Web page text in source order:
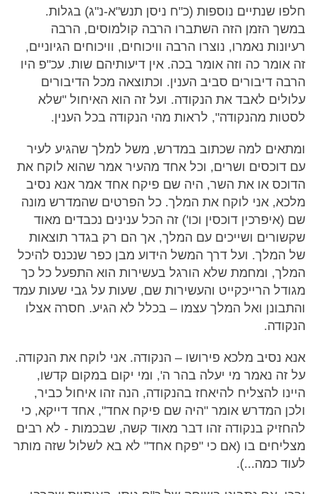
חלפו שנתיים נוספות (כ"ח ניסן תנש"א-נ"ג) בגלות.
במשך הזמן הזה השתברו הרבה קולמוסים, הרבה
רעיונות נאמרו, נוצרו הרבה וויכוחים, וויכוחים הגיוניים,
זה אומר כה וזה אומר בכה. אין דיעותיהם שות. עכ"פ היו
הרבה דיבורים סביב הענין. וכתוצאה מכל הדיבורים
עלולים לאבד את הנקודה. ועל זה הוא האיחול "שלא
לסטות מהנקודה", לראות מהי הנקודה בכל הענין.
ומתאים למה שכתוב במדרש, משל למלך שהגיע לעיר
עם דוכסים ושרים, וכל אחד מהעיר אמר שהוא לוקח את
הדוכס או את השר, היה שם פיקח אחד אמר אנא נסיב
מלכא, אני לוקח את המלך. כל הפרטים שהמדרש מונה
שם (איפרכין דוכסין וכו') זה הכל ענינים נכבדים מאוד
שקשורים ושייכים עם המלך, אך הם רק בגדר תוצאות
של המלך. ועל דרך המשל הידוע מבן כפר שנכנס להיכל
המלך, ומחמת שלא הורגל בעשירות הוא התפעל כל כך
מגודל הרייכקייט והעשירות שם, שעות על גבי שעות עמד
והתבונן ואל המלך עצמו – בכלל לא הגיע. חסרה אצלו
הנקודה.
אנא נסיב מלכא פירושו – הנקודה. אני לוקח את הנקודה.
על זה נאמר מי יעלה בהר ה', ומי יקום במקום קדשו,
היינו להצליח להיאחז בהנקודה, הנה זהו איחול כביר,
ולכן המדרש אומר "היה שם פיקח אחד", אחד דייקא, כי
להחזיק בנקודה זהו דבר מאוד קשה, שבכמות - לא רבים
מצליחים בו (אם כי "פקח אחד" לא בא לשלול שזה מותר
לעוד כמה...).